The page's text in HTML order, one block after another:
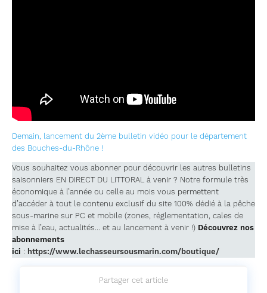
Demain, lancement du 2ème bulletin vidéo pour le département
des Bouches-du-Rhône !
Vous souhaitez vous abonner pour découvrir les autres bulletins
saisonniers EN DIRECT DU LITTORAL à venir ? Notre formule très
économique à l’année ou celle au mois vous permettent
d’accéder à tout le contenu exclusif du site 100% dédié à la pêche
sous-marine sur PC et mobile (zones, réglementation, cales de
mise à l’eau, actualités… et au lancement à venir !) Découvrez nos
abonnements
ici : https://www.lechasseursousmarin.com/boutique/
Partager cet article